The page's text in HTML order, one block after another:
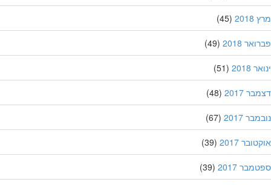
(45)
2018
(49)
2018
(51)
2017
(48)
2017
(67)
2017
(39)
2017
(39)